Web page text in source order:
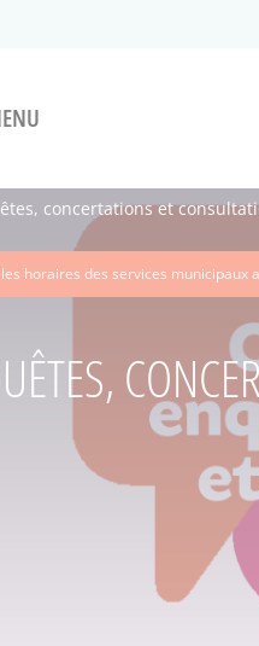
le menu
horaires des services municipaux
concertations et